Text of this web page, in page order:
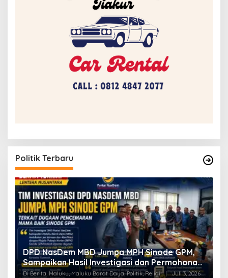
Politik Terbaru
DPD NasDem MBD Jumpa MPH Sinode GPM,
Sampaikan Hasil Investigasi dan Permohonan
Maaf
Di Berita, Maluku, Maluku Barat Daya, Politik, Religi | Juli 3, 2026